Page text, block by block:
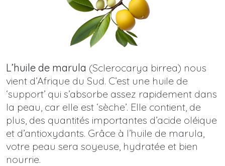
L’huile de marula (Sclerocarya birrea) nous
vient d’Afrique du Sud. C’est une huile de
‘support’ qui s’absorbe assez rapidement dans
la peau, car elle est ‘sèche’. Elle contient, de
plus, des quantités importantes d’acide oléique
et d’antioxydants. Grâce à l’huile de marula,
votre peau sera soyeuse, hydratée et bien
nourrie.